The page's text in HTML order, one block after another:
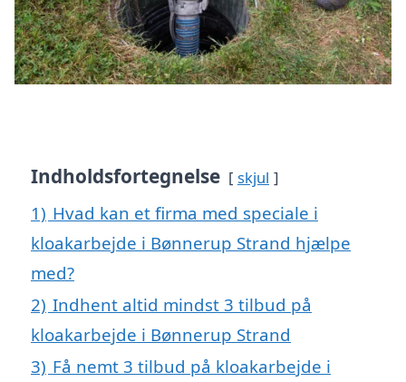
Indholdsfortegnelse skjul
1) Hvad kan et firma med speciale i
kloakarbejde i Bønnerup Strand hjælpe
med?
2) Indhent altid mindst 3 tilbud på
kloakarbejde i Bønnerup Strand
3) Få nemt 3 tilbud på kloakarbejde i